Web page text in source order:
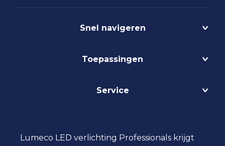
Snel navigeren
Circulair
Lichtmanagement
Maatwerk
Toepassingen
Kantoorverlichting
Projectverlichting
Service
Aanbestedingen
Lumeco LED verlichting Professionals krijgt